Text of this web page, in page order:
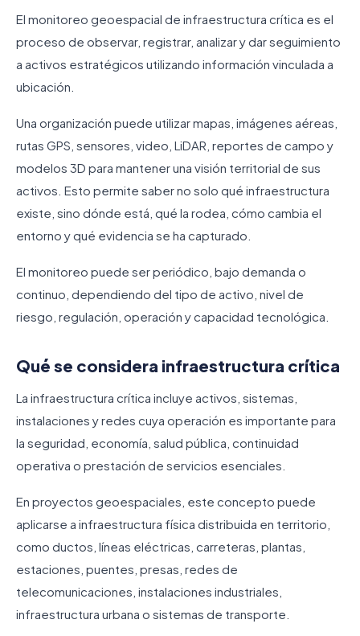
El monitoreo geoespacial de infraestructura crítica es el
proceso de observar, registrar, analizar y dar seguimiento
a activos estratégicos utilizando información vinculada a
ubicación.
Una organización puede utilizar mapas, imágenes aéreas,
rutas GPS, sensores, video, LiDAR, reportes de campo y
modelos 3D para mantener una visión territorial de sus
activos. Esto permite saber no solo qué infraestructura
existe, sino dónde está, qué la rodea, cómo cambia el
entorno y qué evidencia se ha capturado.
El monitoreo puede ser periódico, bajo demanda o
continuo, dependiendo del tipo de activo, nivel de
riesgo, regulación, operación y capacidad tecnológica.
Qué se considera infraestructura crítica
La infraestructura crítica incluye activos, sistemas,
instalaciones y redes cuya operación es importante para
la seguridad, economía, salud pública, continuidad
operativa o prestación de servicios esenciales.
En proyectos geoespaciales, este concepto puede
aplicarse a infraestructura física distribuida en territorio,
como ductos, líneas eléctricas, carreteras, plantas,
estaciones, puentes, presas, redes de
telecomunicaciones, instalaciones industriales,
infraestructura urbana o sistemas de transporte.